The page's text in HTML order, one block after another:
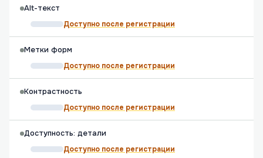
Alt-текст
Доступно после регистрации
Метки форм
Доступно после регистрации
Контрастность
Доступно после регистрации
Доступность: детали
Доступно после регистрации